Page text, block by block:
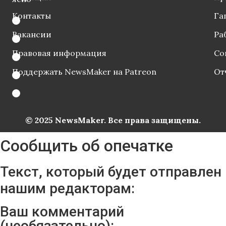
Контакты
Вакансии
Правовая информация
Поддержать NewsMaker на Patreon
© 2025 NewsMaker. Все права защищены.
Сообщить об опечатке
Текст, который будет отправлен
нашим редакторам:
Ваш комментарий